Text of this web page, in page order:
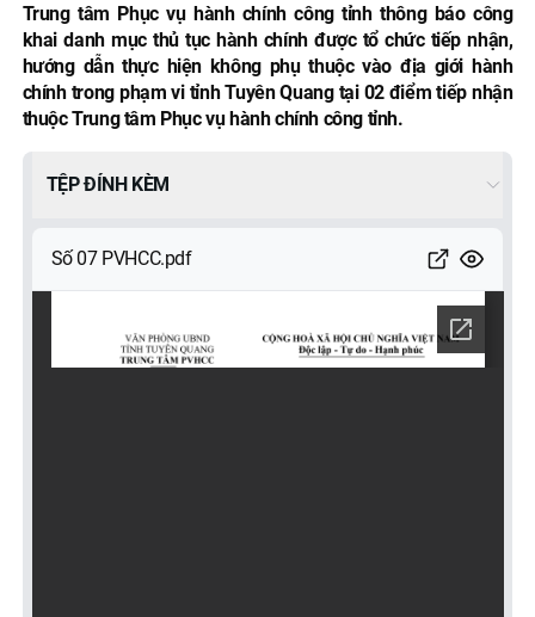
Trung tâm Phục vụ hành chính công tỉnh thông báo công
khai danh mục thủ tục hành chính được tổ chức tiếp nhận,
hướng dẫn thực hiện không phụ thuộc vào địa giới hành
chính trong phạm vi tỉnh Tuyên Quang tại 02 điểm tiếp nhận
thuộc Trung tâm Phục vụ hành chính công tỉnh.
TỆP ĐÍNH KÈM
Số 07 PVHCC.pdf